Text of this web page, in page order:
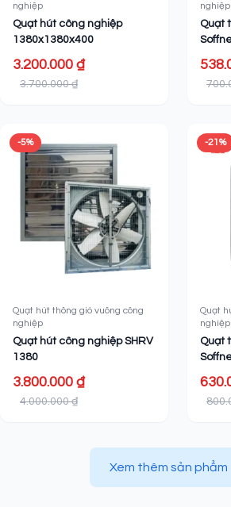
nghiệp
Quạt hút công nghiệp
1380x1380x400
3.200.000 ₫
3.700.000 ₫
nghiệp
Quạt
-5%
Quạt hút thông gió vuông công
nghiệp
Quạt hút công nghiệp SHRV
1380
3.800.000 ₫
4.000.000 ₫
-21%
Quạt
nghiệp
Quạt
Xem thêm sản phẩm